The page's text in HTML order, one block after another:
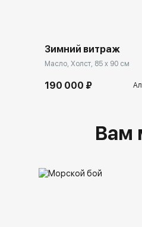
Зимний витраж
Масло, Холст, 85 x 90 см
190 000 ₽
Вам